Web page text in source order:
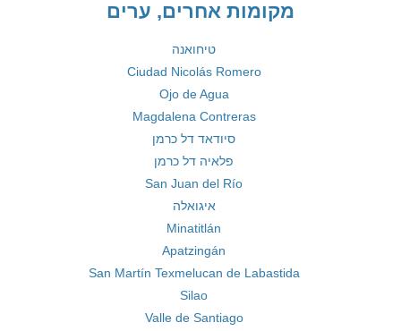
מקומות אחרים, ערים
טיחואנה
Ciudad Nicolás Romero
Ojo de Agua
Magdalena Contreras
סיודאד דל כרמן
פלאיה דל כרמן
San Juan del Río
איגואלה
Minatitlán
Apatzingán
San Martín Texmelucan de Labastida
Silao
Valle de Santiago